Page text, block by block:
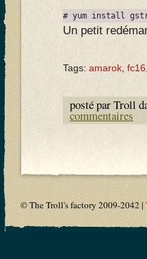
# yum install
Un petit
Tags: amarok fc16
posté par Troll
commentaires
© The Troll's factory 2009-2042 |